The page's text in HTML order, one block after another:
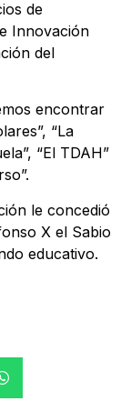
de
Innovación
del
encontrar
“La
“El TDAH”
le concedió
X el Sabio
educativo.